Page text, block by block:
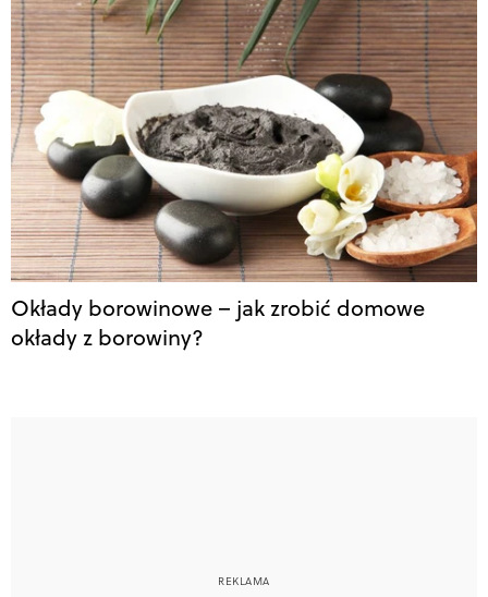
Okłady borowinowe – jak zrobić domowe
okłady z borowiny?